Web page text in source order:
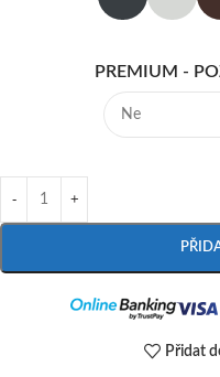
PREMIUM -
Přidat